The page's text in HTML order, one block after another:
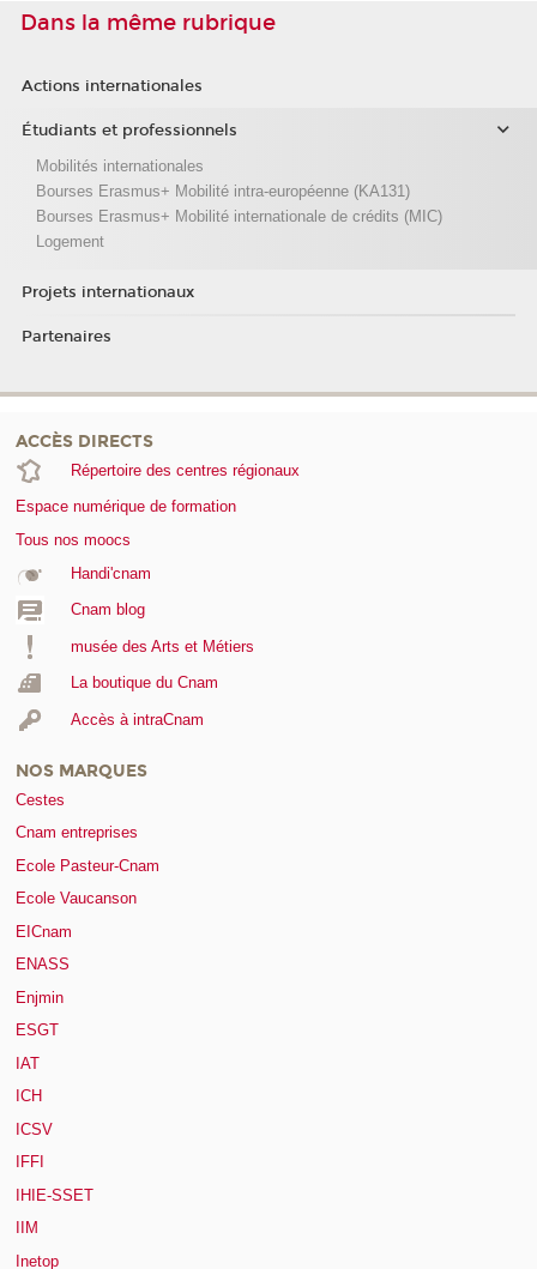
Dans la même rubrique
Actions internationales
Étudiants et professionnels
Mobilités internationales
Bourses Erasmus+ Mobilité intra-européenne (KA131)
Bourses Erasmus+ Mobilité internationale de crédits (MIC)
Logement
Projets internationaux
Partenaires
ACCÈS DIRECTS
Répertoire des centres régionaux
Espace numérique de formation
Tous nos moocs
Handi'cnam
Cnam blog
musée des Arts et Métiers
La boutique du Cnam
Accès à intraCnam
NOS MARQUES
Cestes
Cnam entreprises
Ecole Pasteur-Cnam
Ecole Vaucanson
EICnam
ENASS
Enjmin
ESGT
IAT
ICH
ICSV
IFFI
IHIE-SSET
IIM
Inetop